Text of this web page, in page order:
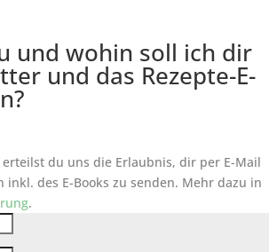
und wohin soll ich dir
und das Rezepte-E-
du uns die Erlaubnis, dir per E-Mail
inkl. des E-Books zu senden. Mehr dazu in
.